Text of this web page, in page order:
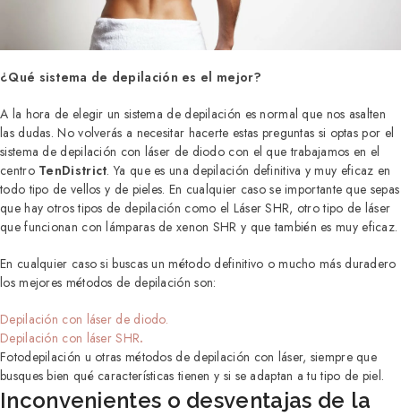
¿Qué sistema de depilación es el mejor?
A la hora de elegir un sistema de depilación es normal que nos asalten
las dudas. No volverás a necesitar hacerte estas preguntas si optas por el
sistema de depilación con láser de diodo con el que trabajamos en el
centro TenDistrict. Ya que es una depilación definitiva y muy eficaz en
todo tipo de vellos y de pieles. En cualquier caso se importante que sepas
que hay otros tipos de depilación como el Láser SHR, otro tipo de láser
que funcionan con lámparas de xenon SHR y que también es muy eficaz.
En cualquier caso si buscas un método definitivo o mucho más duradero
los mejores métodos de depilación son:
Depilación con láser de diodo.
Depilación con láser SHR.
Fotodepilación u otras métodos de depilación con láser, siempre que
busques bien qué características tienen y si se adaptan a tu tipo de piel.
Inconvenientes o desventajas de la